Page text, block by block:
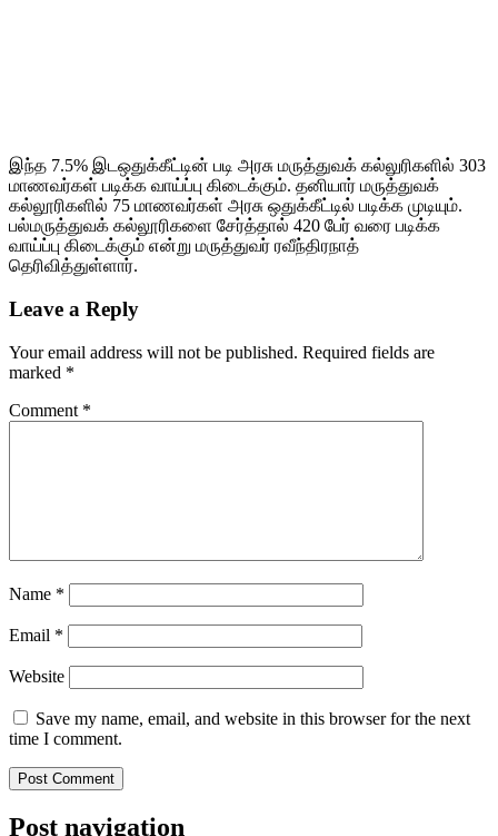
இந்த 7.5% இடஒதுக்கீட்டின் படி அரசு மருத்துவக் கல்லுரிகளில் 303
மாணவர்கள் படிக்க வாய்ப்பு கிடைக்கும். தனியார் மருத்துவக்
கல்லூரிகளில் 75 மாணவர்கள் அரசு ஒதுக்கீட்டில் படிக்க முடியும்.
பல்மருத்துவக் கல்லூரிகளை சேர்த்தால் 420 பேர் வரை படிக்க
வாய்ப்பு கிடைக்கும் என்று மருத்துவர் ரவீந்திரநாத்
தெரிவித்துள்ளார்.
Leave a Reply
Your email address will not be published. Required fields are
marked *
Comment *
Name *
Email *
Website
Save my name, email, and website in this browser for the next
time I comment.
Post navigation